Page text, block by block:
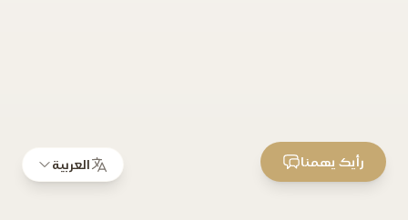
العربية رأيك يهمنا